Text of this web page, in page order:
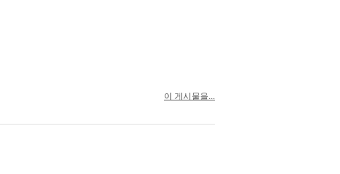
이 게시물을...